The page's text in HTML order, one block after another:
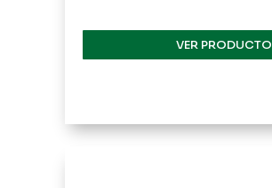
VER PRODUCTO